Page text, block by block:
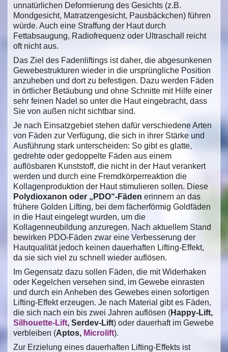
unnatürlichen Deformierung des Gesichts (z.B.
Mondgesicht, Matratzengesicht, Pausbäckchen) führen
würde. Auch eine Straffung der Haut durch
Fettabsaugung, Radiofrequenz oder Ultraschall reicht
oft nicht aus.
Das Ziel des Fadenliftings ist daher, die abgesunkenen
Gewebestrukturen wieder in die ursprüngliche Position
anzuheben und dort zu befestigen. Dazu werden Fäden
in örtlicher Betäubung und ohne Schnitte mit Hilfe einer
sehr feinen Nadel so unter die Haut eingebracht, dass
Sie von außen nicht sichtbar sind.
Je nach Einsatzgebiet stehen dafür verschiedene Arten
von Fäden zur Verfügung, die sich in ihrer Stärke und
Ausführung stark unterscheiden: So gibt es glatte,
gedrehte oder gedoppelte Fäden aus einem
auflösbaren Kunststoff, die nicht in der Haut verankert
werden und durch eine Fremdkörperreaktion die
Kollagenproduktion der Haut stimulieren sollen. Diese
Polydioxanon oder „PDO“-Fäden erinnern an das
frühere Golden Lifting, bei dem fächerförmig Goldfäden
in die Haut eingelegt wurden, um die
Kollagenneubildung anzuregen. Nach aktuellem Stand
bewirken PDO-Fäden zwar eine Verbesserung der
Hautqualität jedoch keinen dauerhaften Lifting-Effekt,
da sie sich viel zu schnell wieder auflösen.
Im Gegensatz dazu sollen Fäden, die mit Widerhaken
oder Kegelchen versehen sind, im Gewebe einrasten
und durch ein Anheben des Gewebes einen sofortigen
Lifting-Effekt erzeugen. Je nach Material gibt es Fäden,
die sich nach ein bis zwei Jahren auflösen (Happy-Lift,
Silhouette-Lift, Serdev-Lift) oder dauerhaft im Gewebe
verbleiben (Aptos, Microlift).
Zur Erzielung eines dauerhaften Lifting-Effekts ist